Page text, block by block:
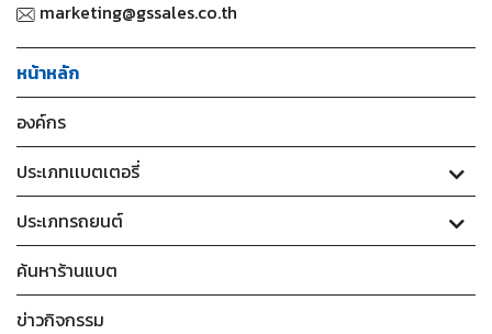
marketing@gssales.co.th
หน้าหลัก
องค์กร
ประเภทเเบตเตอรี่
ประเภทรถยนต์
ค้นหาร้านแบต
ข่าวกิจกรรม